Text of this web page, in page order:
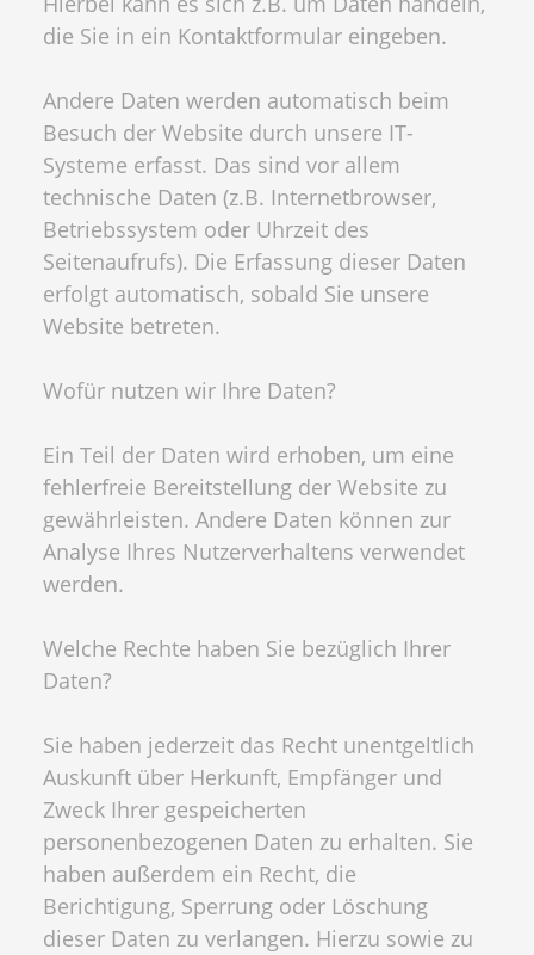
die Sie in ein Kontaktformular eingeben.
Andere Daten werden automatisch beim
Besuch der Website durch unsere IT-
Systeme erfasst. Das sind vor allem
technische Daten (z.B. Internetbrowser,
Betriebssystem oder Uhrzeit des
Seitenaufrufs). Die Erfassung dieser Daten
erfolgt automatisch, sobald Sie unsere
Website betreten.
Wofür nutzen wir Ihre Daten?
Ein Teil der Daten wird erhoben, um eine
fehlerfreie Bereitstellung der Website zu
gewährleisten. Andere Daten können zur
Analyse Ihres Nutzerverhaltens verwendet
werden.
Welche Rechte haben Sie bezüglich Ihrer
Daten?
Sie haben jederzeit das Recht unentgeltlich
Auskunft über Herkunft, Empfänger und
Zweck Ihrer gespeicherten
personenbezogenen Daten zu erhalten. Sie
haben außerdem ein Recht, die
Berichtigung, Sperrung oder Löschung
dieser Daten zu verlangen. Hierzu sowie zu